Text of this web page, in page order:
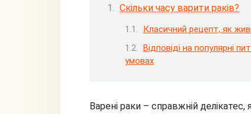
Скільки часу варити раків?
Класичний рецепт, як
Відповіді на популярні
умовах
Варені раки – справжній